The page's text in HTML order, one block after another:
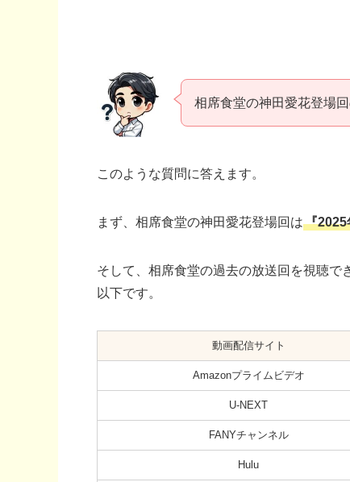
相席食堂の神田愛花登場
このような質問に答えます。
まず、相席食堂の神田愛花登場回は『2025
そして、相席食堂の過去の放送回を視聴
以下です。
動画配信サイト
Amazonプライムビデオ
U-NEXT
FANYチャンネル
Hulu